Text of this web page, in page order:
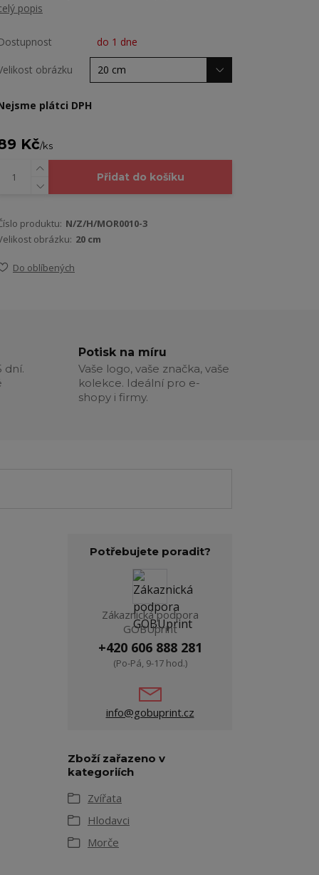
popis
do 1 dne
obrázku
plátci DPH
Kč/ks
Přidat do košíku
produktu: N/Z/H/MOR0010-3
obrázku: 20 cm
Do oblíbených
dní.
Potisk na míru
Vaše logo, vaše značka, vaše
kolekce. Ideální pro e-
shopy i firmy.
Potřebujete poradit?
Zákaznická podpora
GOBUprint
+420 606 888 281
(Po-Pá, 9-17 hod.)
info@gobuprint.cz
Zboží zařazeno v
kategoriích
Zvířata
Hlodavci
Morče